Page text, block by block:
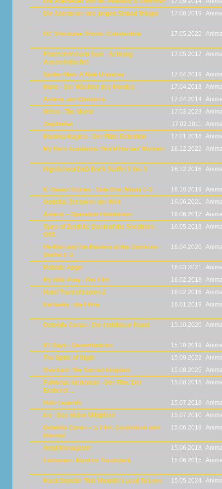
Die Abenteuer des jungen Sinbad Trilogie
17.08.2019
DC Showcase Shorts: Constantine 17.05.2022
Feuerwehrmann Sam - Achtung
Ausserirdische!
17.05.2017
Spider-Man: A New Universe 17.04.2019
Mune - Der Wächter des Mondes
17.04.2018
Asterix und Kleopatra
17.04.2014
Given - The Movie
17.03.2023
Jagdfieber
17.02.2011
Madoka Magica - Der Film: Rebellion
17.01.2016
My Hero Academia: World Heroes' Mission
16.12.2022
HighSchool DxD BorN Staffel 3 Vol. 3 16.12.2016
K: Seven Stories - Side One: Movie 1-3 16.10.2019
Godzilla: Zerstörer der Welt
16.06.2021
Asterix – Operation Hinkelstein
16.06.2012
Tales of Zestiria: Dawn of the Shepherd -
OVA
16.05.2018
He-Man and the Masters of the Universe -
Staffel 1+2
16.04.2020
Robotic Angel 16.03.2021
My little Pony - Der Film
16.02.2018
Hotel Transsilvanien 2
16.02.2016
InuYasha - die Filme
16.01.2019
Detektiv Conan - Die stahlblaue Faust 15.10.2020
91 Days - Gesamtedition 15.10.2019
The Spine of Night
15.09.2022
Overlord: The Sacred Kingdom
15.08.2025
Fullmetal Alchemist - Der Film: Der
Eroberer ...
15.08.2015
Halo Legends 15.07.2018
Ico - Das kleine Wildpferd
15.07.2010
Detektiv Conan – 5. Film: Countdown zum
Himmel
15.06.2018
Genji Monogatari 15.06.2018
Fantasien - Mord im Traumpark
15.06.2015
Mask Danshi: This Shouldn´t Lead To Love 15.05.2024